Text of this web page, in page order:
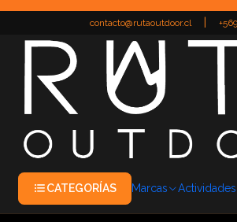
contacto@rutaoutdoor.cl
CATEGORÍAS Marcas Actividades